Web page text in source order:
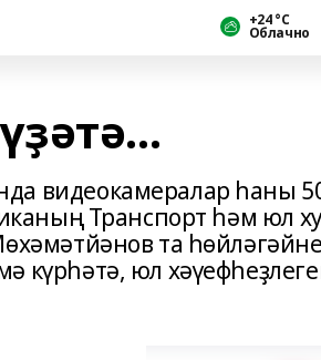
+24 °С
Облачно
видеокамералар һаны
Транспорт һәм юл
та
күрһәтә, юл